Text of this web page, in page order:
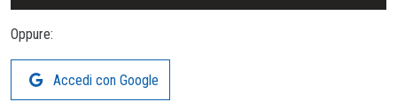
Oppure:
Accedi con Google